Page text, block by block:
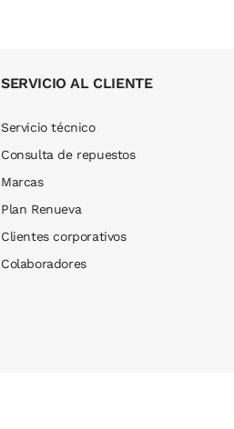
SERVICIO AL CLIENTE
Servicio técnico
Consulta de repuestos
Marcas
Plan Renueva
Clientes corporativos
Colaboradores